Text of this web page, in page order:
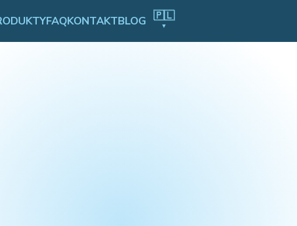
FAQKONTAKTBLOG 🇵🇱
▼